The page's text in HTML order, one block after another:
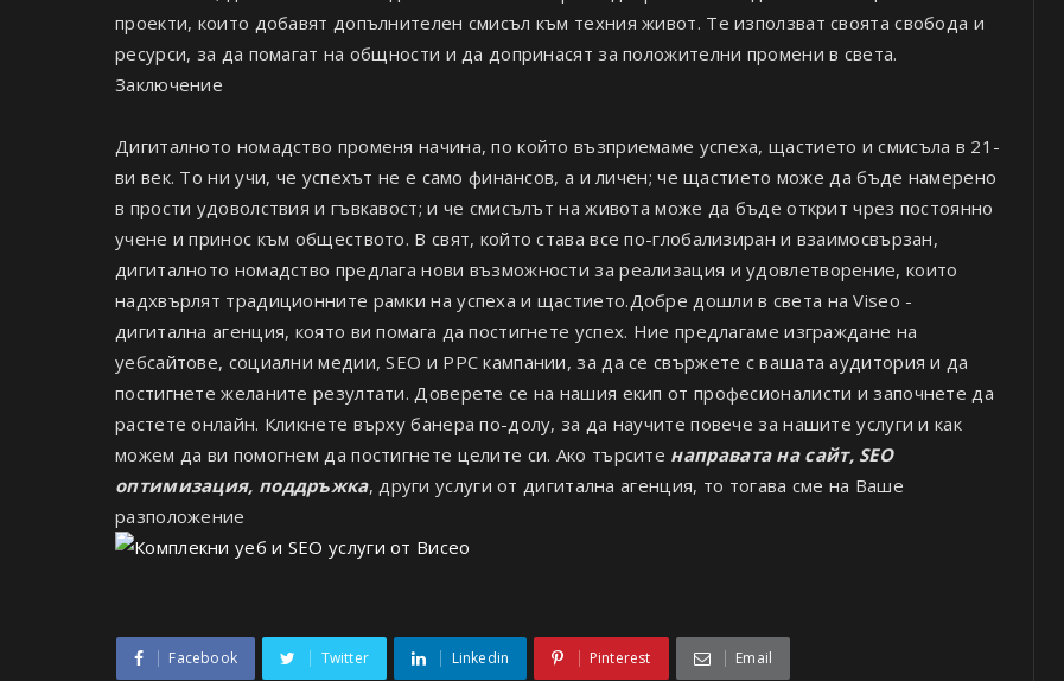
проекти, които добавят допълнителен смисъл към техния живот. Те използват своята свобода и
ресурси, за да помагат на общности и да допринасят за положителни промени в света.
Заключение
Дигиталното номадство променя начина, по който възприемаме успеха, щастието и смисъла в 21-
ви век. То ни учи, че успехът не е само финансов, а и личен; че щастието може да бъде намерено
в прости удоволствия и гъвкавост; и че смисълът на живота може да бъде открит чрез постоянно
учене и принос към обществото. В свят, който става все по-глобализиран и взаимосвързан,
дигиталното номадство предлага нови възможности за реализация и удовлетворение, които
надхвърлят традиционните рамки на успеха и щастието.Добре дошли в света на Viseo -
дигитална агенция, която ви помага да постигнете успех. Ние предлагаме изграждане на
уебсайтове, социални медии, SEO и PPC кампании, за да се свържете с вашата аудитория и да
постигнете желаните резултати. Доверете се на нашия екип от професионалисти и започнете да
растете онлайн. Кликнете върху банера по-долу, за да научите повече за нашите услуги и как
можем да ви помогнем да постигнете целите си. Ако търсите направата на сайт, SEO
оптимизация, поддръжка, други услуги от дигитална агенция, то тогава сме на Ваше
разположение
Facebook Twitter Linkedin Pinterest Email